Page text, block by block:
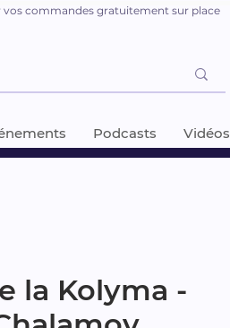
Podcasts Vidéos
la Kolyma -
vos commandes gratuitement sur place